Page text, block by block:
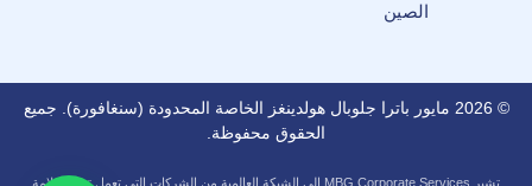
الصين
© 2026 مايور باترا جلوبال هولدينغز الخاصة المحدودة (سنغافورة). جميع
الحقوق محفوظة.
تشير MBG Corporate Services إلى الشبكة العالمية من الشركات التي تعمل تحت علامة